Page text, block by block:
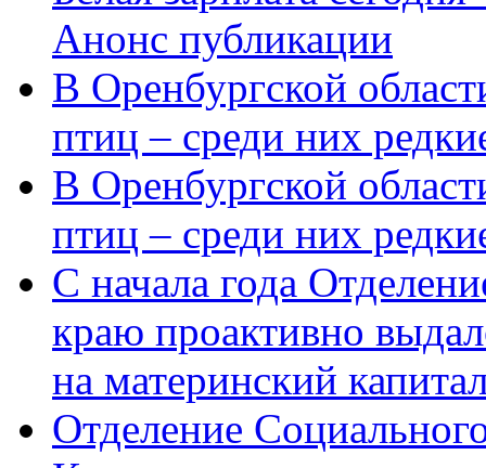
Анонс публикации
В Оренбургской
птиц – среди них
В Оренбургской
птиц – среди них
С начала года
краю проактивно
на материнский
Отделение